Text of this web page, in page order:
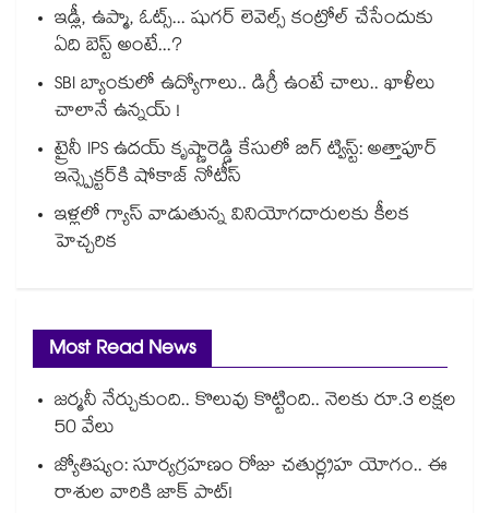
ఇడ్లీ, ఉప్మా, ఓట్స్... షుగర్ లెవెల్స్ కంట్రోల్ చేసేందుకు
ఏది బెస్ట్ అంటే...?
SBI బ్యాంకులో ఉద్యోగాలు.. డిగ్రీ ఉంటే చాలు.. ఖాళీలు
చాలానే ఉన్నయ్ !
ట్రైనీ IPS ఉదయ్ కృష్ణారెడ్డి కేసులో బిగ్ ట్విస్ట్: అత్తాపూర్
ఇన్స్పెక్టర్‎కి షోకాజ్ నోటీస్
ఇళ్లలో గ్యాస్ వాడుతున్న వినియోగదారులకు కీలక
హెచ్చరిక
Most Read News
జర్మనీ నేర్చుకుంది.. కొలువు కొట్టింది.. నెలకు రూ.3 లక్షల
50 వేలు
జ్యోతిష్యం: సూర్యగ్రహణం రోజు చతుర్గ్రహ యోగం.. ఈ
రాశుల వారికి జాక్ పాట్!